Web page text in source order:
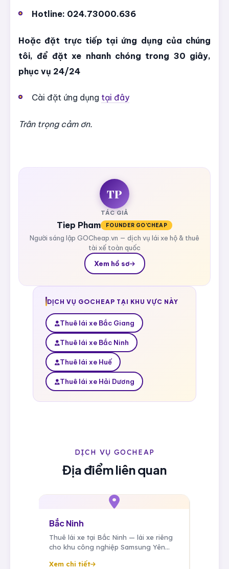
Hotline: 024.73000.636
Hoặc đặt trực tiếp tại ứng dụng của chúng
tôi, để đặt xe nhanh chóng trong 30 giây,
phục vụ 24/24
Cài đặt ứng dụng tại đây
Trân trọng cảm ơn.
TP
TÁC GIẢ
Tiep Pham FOUNDER GO'CHEAP
Người sáng lập GOCheap.vn — dịch vụ lái xe hộ & thuê
tài xế toàn quốc
Xem hồ sơ
DỊCH VỤ GOCHEAP TẠI KHU VỰC NÀY
Thuê lái xe Bắc Giang
Thuê lái xe Bắc Ninh
Thuê lái xe Huế
Thuê lái xe Hải Dương
DỊCH VỤ GOCHEAP
Địa điểm liên quan
Bắc Ninh
Thuê lái xe tại Bắc Ninh — lái xe riêng
cho khu công nghiệp Samsung Yên
chuyên gia Hàn Quốc.
Xem chi tiết